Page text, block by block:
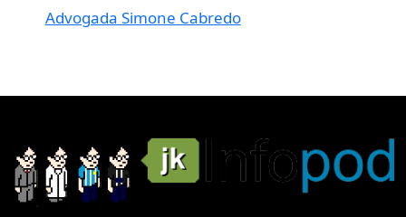
Advogada Simone Cabredo